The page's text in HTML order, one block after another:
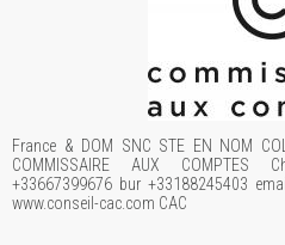
France & DOM SNC STE EN NOM
COMMISSAIRE AUX COMPTES
+33667399676 bur +33188245403
www.conseil-cac.com CAC